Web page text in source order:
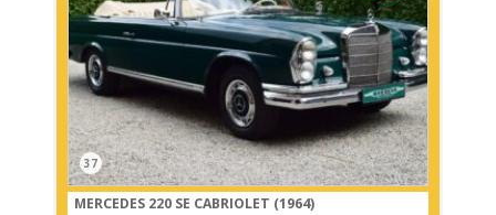
37
MERCEDES 220 SE CABRIOLET (1964)